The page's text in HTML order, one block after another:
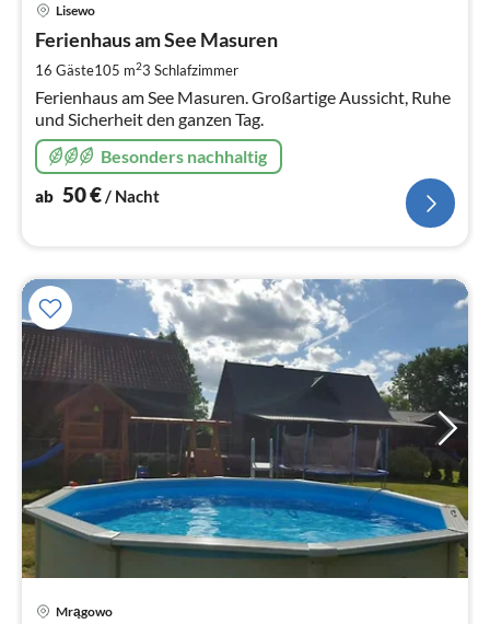
Lisewo
Ferienhaus am See Masuren
16 Gäste105 m23 Schlafzimmer
Ferienhaus am See Masuren. Großartige Aussicht, Ruhe
und Sicherheit den ganzen Tag.
Besonders nachhaltig
ab 50€/ Nacht
Mrągowo